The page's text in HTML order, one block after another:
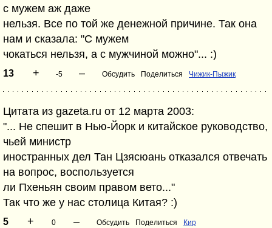
с мужем аж даже
нельзя. Все по той же денежной причине. Так она
нам и сказала: "С мужем
чокаться нельзя, а с мужчиной можно"... :)
13 + -5 – Обсудить Поделиться Чижик-Пыжик
Цитата из gazeta.ru от 12 марта 2003:
"... Не спешит в Нью-Йорк и китайское руководство,
чьей министр
иностранных дел Тан Цзясюань отказался отвечать
на вопрос, воспользуется
ли Пхеньян своим правом вето..."
Так что же у нас столица Китая? :)
5 + 0 – Обсудить Поделиться Кир